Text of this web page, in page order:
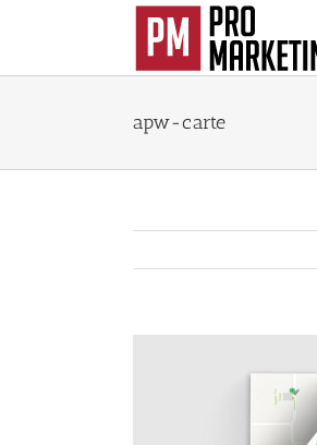
apw-carte